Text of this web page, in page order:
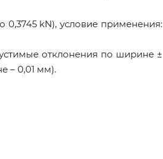
0,3745 kN), условие применения:
отклонения по ширине ±
– 0,01 мм).